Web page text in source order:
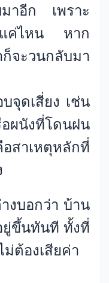
มาอีก เพราะ
แค่ไหน หาก
ะวนกลับมา
จุดเสี่ยง เช่น
ผนังที่โดนฝน
สาเหตุหลักที่
งบอกว่า บ้าน
ยู่ขึ้นทันที ทั้งที่
ต้องเสียค่า